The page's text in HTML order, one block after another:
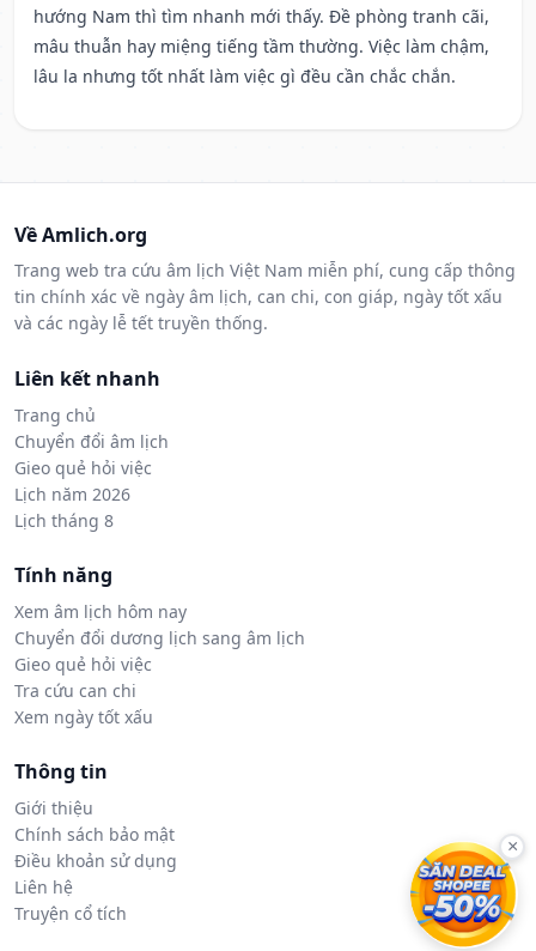
hướng Nam thì tìm nhanh mới thấy. Đề phòng tranh cãi,
mâu thuẫn hay miệng tiếng tầm thường. Việc làm chậm,
lâu la nhưng tốt nhất làm việc gì đều cần chắc chắn.
Về Amlich.org
Trang web tra cứu âm lịch Việt Nam miễn phí, cung cấp thông
tin chính xác về ngày âm lịch, can chi, con giáp, ngày tốt xấu
và các ngày lễ tết truyền thống.
Liên kết nhanh
Trang chủ
Chuyển đổi âm lịch
Gieo quẻ hỏi việc
Lịch năm 2026
Lịch tháng 8
Tính năng
Xem âm lịch hôm nay
Chuyển đổi dương lịch sang âm lịch
Gieo quẻ hỏi việc
Tra cứu can chi
Xem ngày tốt xấu
Thông tin
Giới thiệu
Chính sách bảo mật
Điều khoản sử dụng
Liên hệ
Truyện cổ tích
×